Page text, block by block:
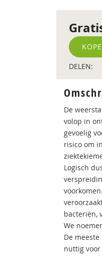
DELEN:
De
volop in
gevoelig
risico om
Logisch
bacteriën,
We
De
nuttig